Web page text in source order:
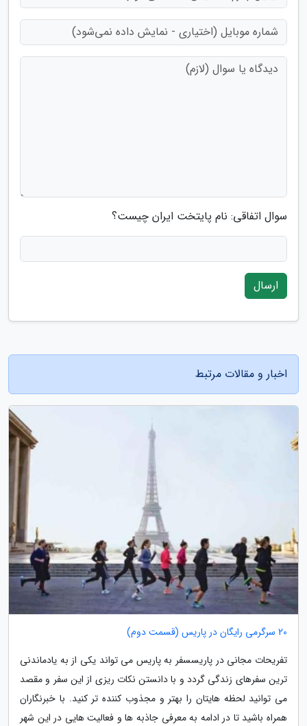
سوال اتفاقی: نام پایتخت ایران چیست؟
ارسال
اخبار و مقالات مرتبط
20 سرگرمی رایگان در پاریس (قسمت دوم)
تفریحات مجانی در پاریسسفر به پاریس می تواند یکی از به یادماندنی
ترین سفرهای زندگی گردد و با دانستن نکات ریزی از این سفر و مقصد
می توانید لحظه هایتان را بهتر و مجذوب کننده تر کنید. با خبرنگاران
همراه باشید تا در ادامه به معرفی جاذبه ها و فعالیت هایی در این شهر